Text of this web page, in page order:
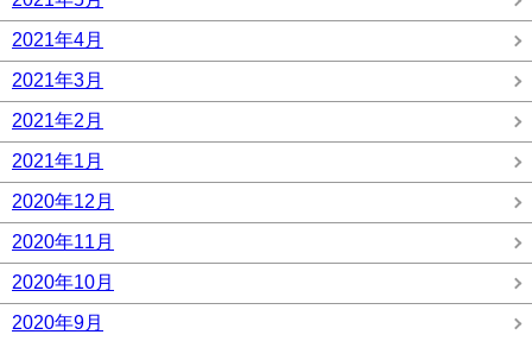
2021年4月
2021年3月
2021年2月
2021年1月
2020年12月
2020年11月
2020年10月
2020年9月